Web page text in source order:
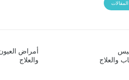
أمراض
والعلاج
والعلاج